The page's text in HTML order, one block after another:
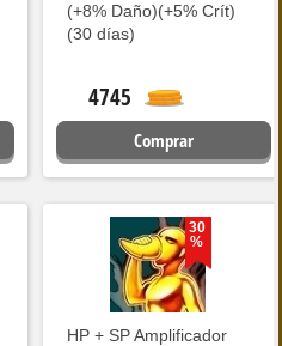
(+8% Daño)(+5% Crít)
(30 días)
4745
Comprar
30
%
HP + SP Amplificador